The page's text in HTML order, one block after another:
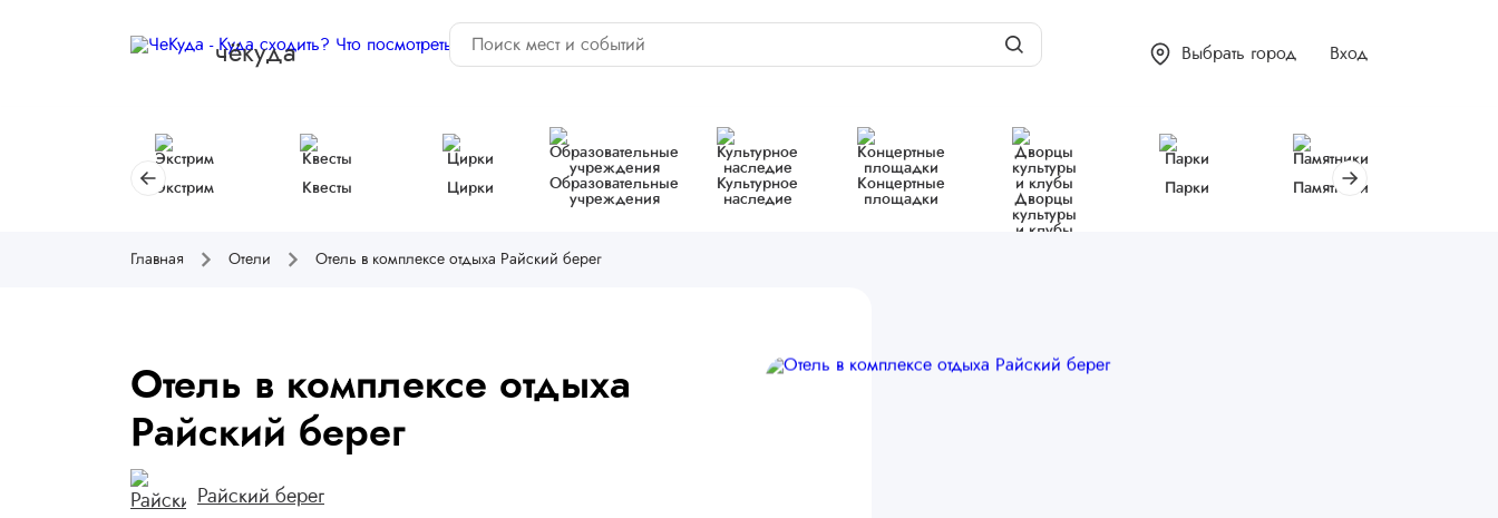
чёкуда Выбрать город Вход
Экстрим Квесты Цирки
Образовательные
учреждения
Культурное
наследие
Концертные
площадки
Дворцы
культуры
и клубы
Парки Памятники
Главная Отели Отель в комплексе отдыха Райский берег
Отель в комплексе отдыха
Райский берег
Райский берег